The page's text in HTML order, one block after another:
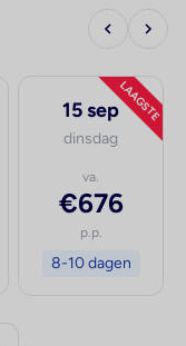
LAAGSTE
15 sep
dinsdag
va.
€676
p.p.
8-10 dagen